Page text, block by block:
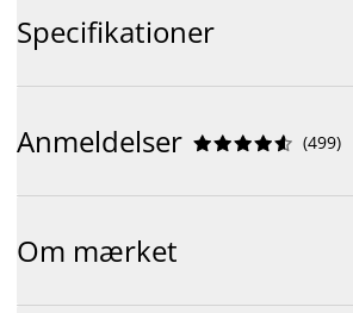
Specifikationer
Anmeldelser 




 (499)
Om mærket